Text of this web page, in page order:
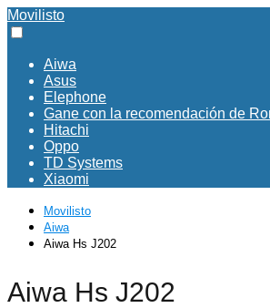
Movilisto
Aiwa
Asus
Elephone
Gane con la recomendación de
Hitachi
Oppo
TD Systems
Xiaomi
Movilisto
Aiwa
Aiwa Hs J202
Aiwa Hs J202